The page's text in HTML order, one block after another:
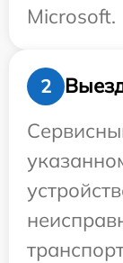
Microsoft.
2